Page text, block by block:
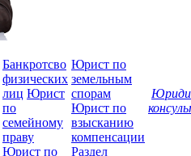
Банкротсво
физических
лиц Юрист
по
семейному
праву
Юрист по
Юрист по
земельным
спорам
Юрист по
взысканию
компенсации
Раздел